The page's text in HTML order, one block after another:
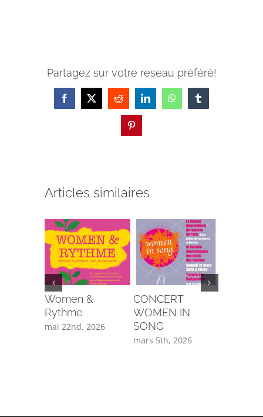
Partagez sur votre reseau préféré!
Facebook
X Reddit LinkedInWhatsAppTumblr
Pinterest
Articles similaires
Women &
Rythme
mai 22nd, 2026
CONCERT
WOMEN IN
SONG
mars 5th, 2026